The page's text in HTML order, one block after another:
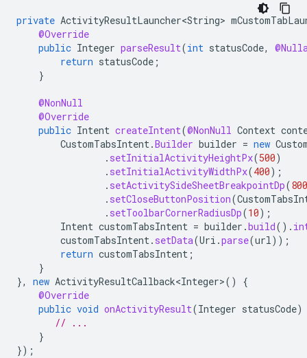
private ActivityResultLauncher<String>
@Override
public Integer parseResult(int statusCode,
return statusCode ;
}
@NonNull
@Override
public Intent createIntent(@NonNull Context
CustomTabsIntent.Builder builder = new
. setInitialActivityHeightPx(500)
. setInitialActivityWidthPx(400);
. setActivitySideSheetBreakpointDp(800
. setCloseButtonPosition(
. setToolbarCornerRadiusDp(10);
Intent customTabsIntent = builder .build().
customTabsIntent. setData(Uri .parse(url));
return customTabsIntent ;
}
},
new ActivityResultCallback<Integer>()
{
@Override
public void onActivityResult(Integer statusCode)
// ...
}
});